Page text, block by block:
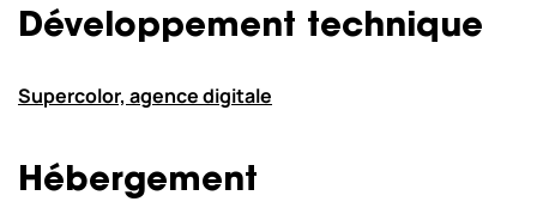
Développement technique
Supercolor, agence digitale
Hébergement